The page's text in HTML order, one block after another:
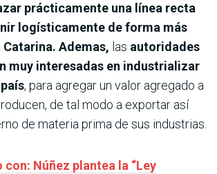
prácticamente una línea recta
logísticamente de forma más
Ademas, las autoridades
muy interesadas en industrializar
, para agregar un valor agregado a
de tal modo a exportar así
de materia prima de sus industrias.
Núñez plantea la “Ley